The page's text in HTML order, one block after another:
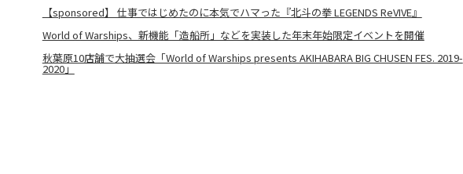
【sponsored】 仕事ではじめたのに本気でハマった『北斗の拳 LEGENDS ReVIVE』
World of Warships、新機能「造船所」などを実装した年末年始限定イベントを開催
秋葉原10店舗で大抽選会「World of Warships presents AKIHABARA BIG CHUSEN FES. 2019-
2020」